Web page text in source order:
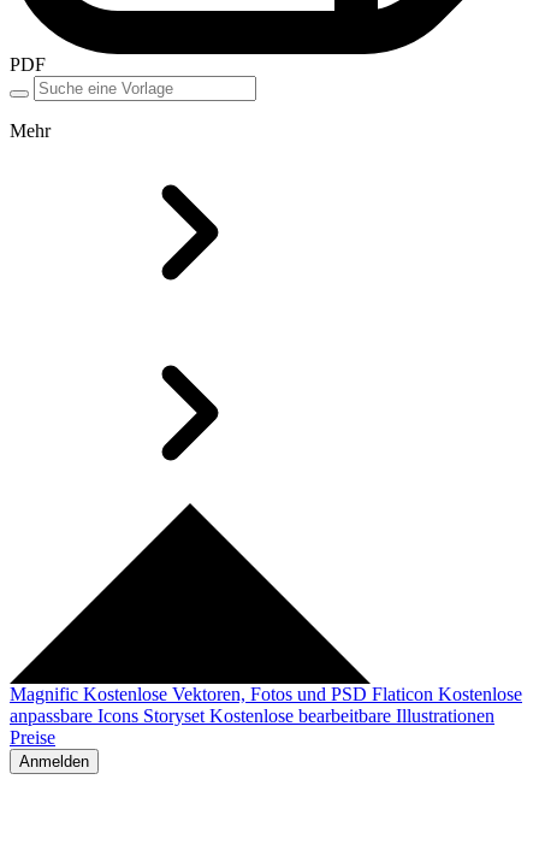
PDF
Mehr
Magnific Kostenlose Vektoren, Fotos und PSD Flaticon Kostenlose
anpassbare Icons Storyset Kostenlose bearbeitbare Illustrationen
Preise
Anmelden